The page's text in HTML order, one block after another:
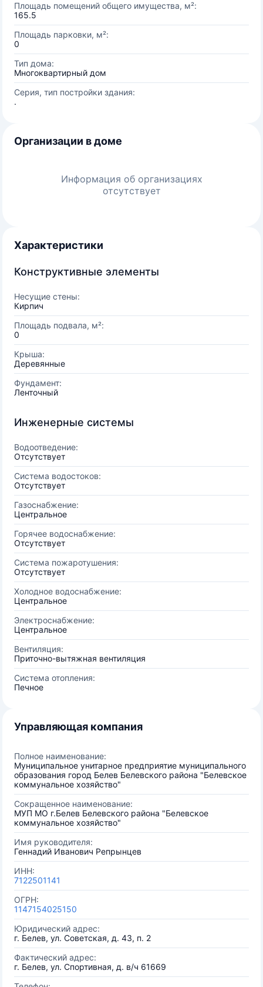
Площадь помещений общего имущества, м²:
165.5
Площадь парковки, м²:
0
Тип дома:
Многоквартирный дом
Серия, тип постройки здания:
.
Организации в доме
Информация об организациях
отсутствует
Характеристики
Конструктивные элементы
Несущие стены:
Кирпич
Площадь подвала, м²:
0
Крыша:
Деревянные
Фундамент:
Ленточный
Инженерные системы
Водоотведение:
Отсутствует
Система водостоков:
Отсутствует
Газоснабжение:
Центральное
Горячее водоснабжение:
Отсутствует
Система пожаротушения:
Отсутствует
Холодное водоснабжение:
Центральное
Электроснабжение:
Центральное
Вентиляция:
Приточно-вытяжная вентиляция
Система отопления:
Печное
Управляющая компания
Полное наименование:
Муниципальное унитарное предприятие муниципального
образования город Белев Белевского района "Белевское
коммунальное хозяйство"
Сокращенное наименование:
МУП МО г.Белев Белевского района "Белевское
коммунальное хозяйство"
Имя руководителя:
Геннадий Иванович Репрынцев
ИНН:
7122501141
ОГРН:
1147154025150
Юридический адрес:
г. Белев, ул. Советская, д. 43, п. 2
Фактический адрес:
г. Белев, ул. Спортивная, д. в/ч 61669